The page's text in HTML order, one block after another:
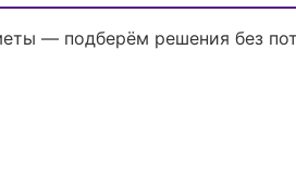
— подберём решения без